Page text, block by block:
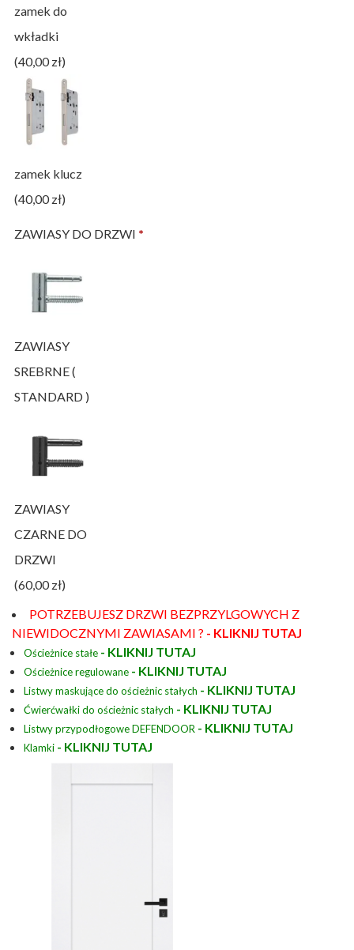
zamek do
wkładki
(40,00 zł)
zamek klucz
(40,00 zł)
ZAWIASY DO DRZWI *
ZAWIASY
SREBRNE (
STANDARD )
ZAWIASY
CZARNE DO
DRZWI
(60,00 zł)
POTRZEBUJESZ DRZWI BEZPRZYLGOWYCH Z
NIEWIDOCZNYMI ZAWIASAMI ? - KLIKNIJ TUTAJ
Ościeżnice stałe - KLIKNIJ TUTAJ
Ościeżnice regulowane - KLIKNIJ TUTAJ
Listwy maskujące do ościeżnic stałych - KLIKNIJ TUTAJ
Ćwierćwałki do ościeżnic stałych - KLIKNIJ TUTAJ
Listwy przypodłogowe DEFENDOOR - KLIKNIJ TUTAJ
Klamki - KLIKNIJ TUTAJ